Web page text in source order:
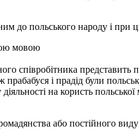
до польського народу і при
мовою
співробітника
і прадід були
на користь
або постійного